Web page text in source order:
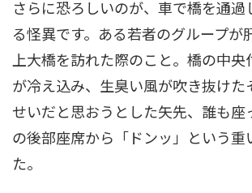
さらに恐ろしいのが、車で橋を通過
る怪異です。ある若者のグループが
上大橋を訪れた際のこと。橋の中
が冷え込み、生臭い風が吹き抜けた
せいだと思おうとした矢先、誰も座
の後部座席から「ドンッ」という重
た。